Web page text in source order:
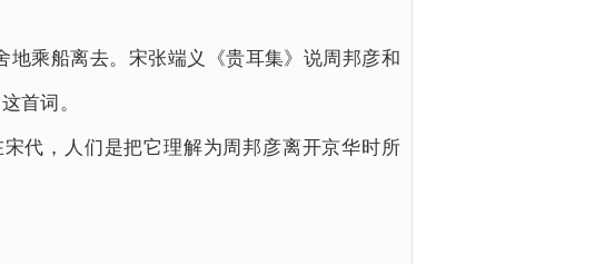
乘船离去。宋张端义《贵耳集》说周邦彦和
首词。
代，人们是把它理解为周邦彦离开京华时所